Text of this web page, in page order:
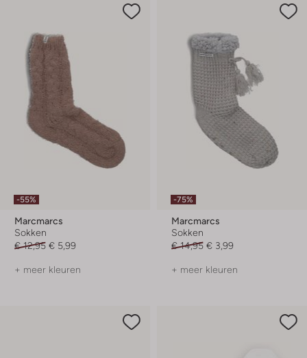
-55%
Marcmarcs
Sokken
€ 12,95 € 5,99
+ meer kleuren
-75%
Marcmarcs
Sokken
€ 14,95 € 3,99
+ meer kleuren